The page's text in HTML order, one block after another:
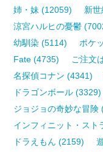
姉・妹 (12059)
新
涼宮ハルヒの憂鬱
幼馴染 (5114)
ポケ
Fate (4735)
ご注文
名探偵コナン (4341)
ドラゴンボール (3329)
ジョジョの奇妙な冒険
インフィニット・スト
ドラえもん (2159)